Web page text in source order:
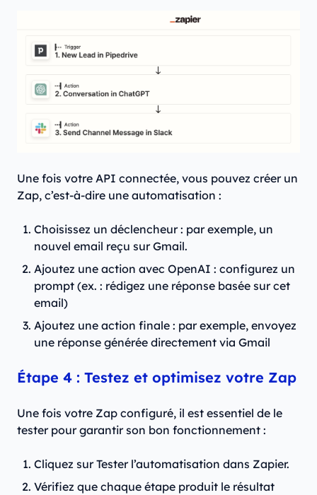
Une fois votre API connectée, vous pouvez créer un
Zap, c’est-à-dire une automatisation :
Choisissez un déclencheur : par exemple, un
nouvel email reçu sur Gmail.
Ajoutez une action avec OpenAI : configurez un
prompt (ex. : rédigez une réponse basée sur cet
email)
Ajoutez une action finale : par exemple, envoyez
une réponse générée directement via Gmail
Étape 4 : Testez et optimisez votre Zap
Une fois votre Zap configuré, il est essentiel de le
tester pour garantir son bon fonctionnement :
Cliquez sur Tester l’automatisation dans Zapier.
Vérifiez que chaque étape produit le résultat